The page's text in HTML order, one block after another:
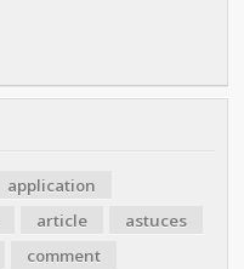
application
article
astuces
comment